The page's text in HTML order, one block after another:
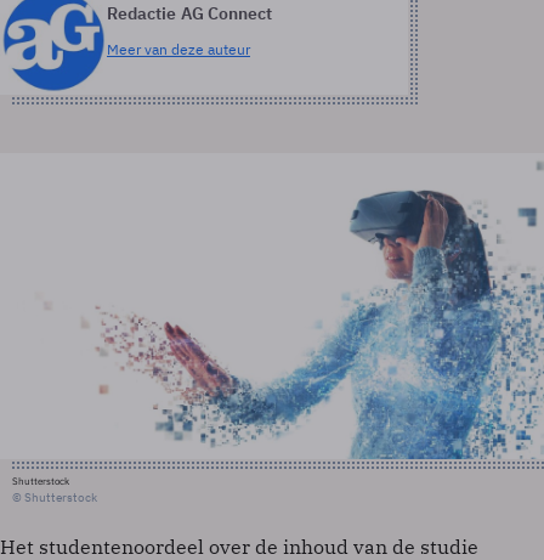
Redactie AG Connect
Meer van deze auteur
Shutterstock
© Shutterstock
Het studentenoordeel over de inhoud van de studie